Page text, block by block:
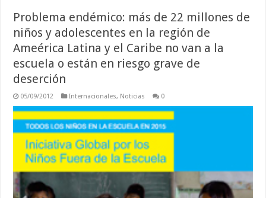
Problema endémico: más de 22 millones de
niños y adolescentes en la región de
Ameérica Latina y el Caribe no van a la
escuela o están en riesgo grave de
deserción
05/09/2012 Internacionales, Noticias 0